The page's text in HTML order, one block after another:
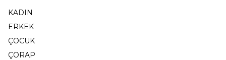
KADIN
ERKEK
ÇOCUK
ÇORAP